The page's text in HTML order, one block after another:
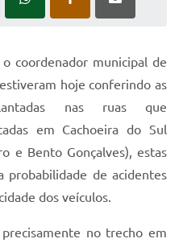
coordenador municipal de
hoje conferindo as
nas ruas que
em Cachoeira do Sul
e Bento Gonçalves), estas
de acidentes
dos veículos.
no trecho em